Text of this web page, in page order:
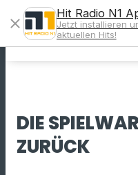
DIE
ZURÜCK
close
Hit Radio N1
Jetzt installieren
aktuellen Hits!